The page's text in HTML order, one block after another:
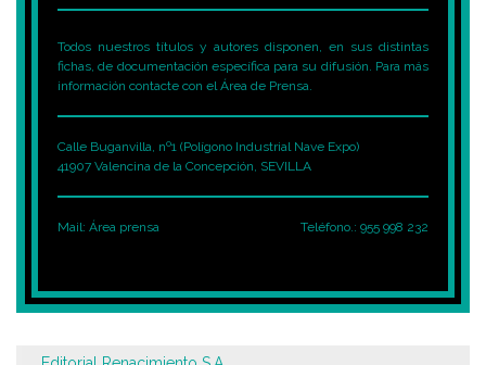
Todos nuestros títulos y autores disponen, en sus distintas
fichas, de documentación específica para su difusión. Para más
información contacte con el Área de Prensa.
Calle Buganvilla, nº1 (Polígono Industrial Nave Expo)
41907 Valencina de la Concepción, SEVILLA
Mail: Área prensa Teléfono.: 955 998 232